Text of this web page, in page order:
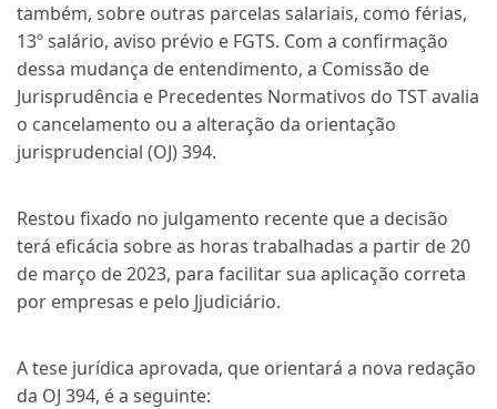
também, sobre outras parcelas salariais, como férias,
13º salário, aviso prévio e FGTS. Com a confirmação
dessa mudança de entendimento, a Comissão de
Jurisprudência e Precedentes Normativos do TST avalia
o cancelamento ou a alteração da orientação
jurisprudencial (OJ) 394.
Restou fixado no julgamento recente que a decisão
terá eficácia sobre as horas trabalhadas a partir de 20
de março de 2023, para facilitar sua aplicação correta
por empresas e pelo Jjudiciário.
A tese jurídica aprovada, que orientará a nova redação
da OJ 394, é a seguinte: